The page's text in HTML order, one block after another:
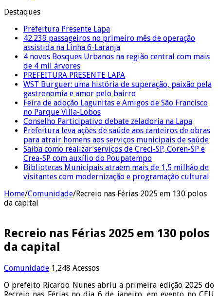
Destaques
Prefeitura Presente Lapa
42.239 passageiros no primeiro mês de operação
assistida na Linha 6-Laranja
4 novos Bosques Urbanos na região central com mais
de 4 mil árvores
PREFEITURA PRESENTE LAPA
WST Burguer: uma história de superação, paixão pela
gastronomia e amor pelo bairro
Feira de adoção Lagunitas e Amigos de São Francisco
no Parque Villa-Lobos
Conselho Participativo debate zeladoria na Lapa
Prefeitura leva ações de saúde aos canteiros de obras
para atrair homens aos serviços municipais de saúde
Saiba como realizar serviços de Creci-SP, Coren-SP e
Crea-SP com auxílio do Poupatempo
Bibliotecas Municipais atraem mais de 1,5 milhão de
visitantes com modernização e programação cultural
Home/Comunidade/Recreio nas Férias 2025 em 130 polos
da capital
Recreio nas Férias 2025 em 130 polos
da capital
Comunidade 1,248 Acessos
O prefeito Ricardo Nunes abriu a primeira edição 2025 do
Recreio nas Férias no dia 6 de janeiro, em evento no CEU